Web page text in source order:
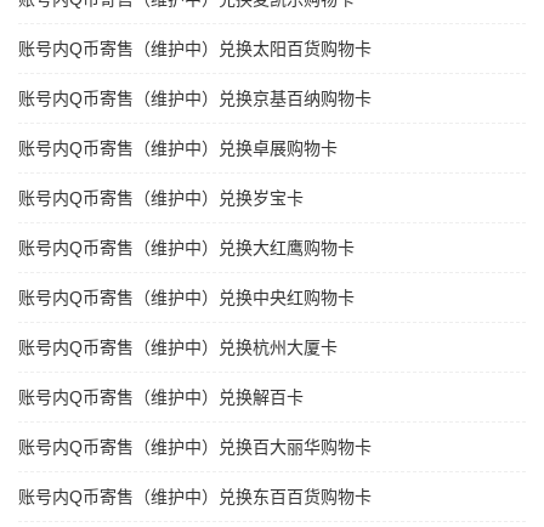
账号内Q币寄售（维护中）兑换太阳百货购物卡
账号内Q币寄售（维护中）兑换京基百纳购物卡
账号内Q币寄售（维护中）兑换卓展购物卡
账号内Q币寄售（维护中）兑换岁宝卡
账号内Q币寄售（维护中）兑换大红鹰购物卡
账号内Q币寄售（维护中）兑换中央红购物卡
账号内Q币寄售（维护中）兑换杭州大厦卡
账号内Q币寄售（维护中）兑换解百卡
账号内Q币寄售（维护中）兑换百大丽华购物卡
账号内Q币寄售（维护中）兑换东百百货购物卡